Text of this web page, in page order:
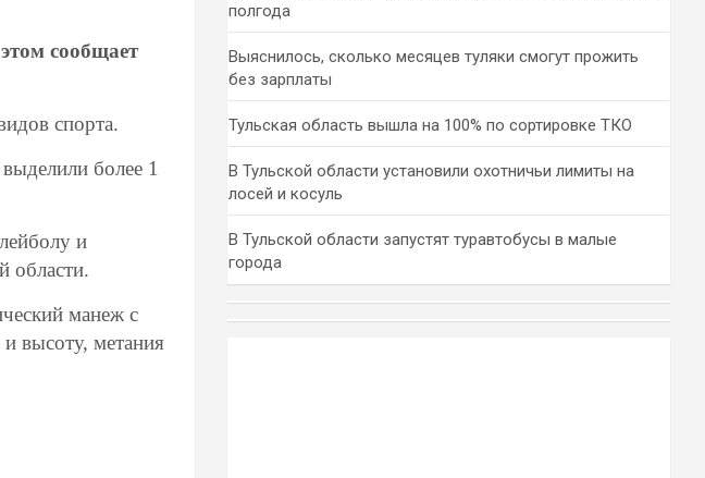
сообщает
спорта.
более 1
и
области.
манеж с
высоту, метания
полгода
Выяснилось, сколько месяцев туляки смогут прожить
без зарплаты
Тульская область вышла на 100% по сортировке ТКО
В Тульской области установили охотничьи лимиты на
лосей и косуль
В Тульской области запустят туравтобусы в малые
города